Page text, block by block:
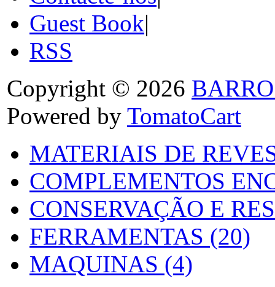
Guest Book|
RSS
Copyright © 2026
Powered by TomatoCart
MATERIAIS DE
COMPLEMENTOS
CONSERVAÇÃO E
FERRAMENTAS (20)
MAQUINAS (4)